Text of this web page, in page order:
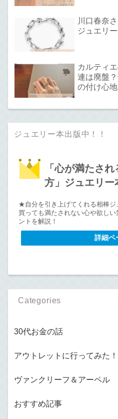
川口春奈
ジュエリー
カルティ
連は廃盤
の付け心地
ジュエリー本出版中！！
「心が満たさ
方」ジュエリー
★自分を引き上げてくれる相棒
買っても満たされない心や欲し
ントを解説！
詳細ペ
Categories
30代お金の話
アウトレットに行ってみた！
ヴァンクリーフ＆アーペル
おすすめ記事